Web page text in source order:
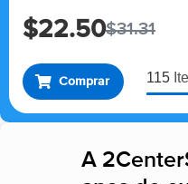
$31.31
$22.50
Comprar 115
A